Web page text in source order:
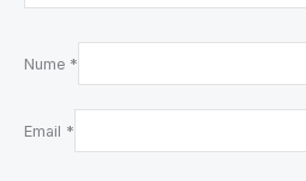
Nume *
Email *